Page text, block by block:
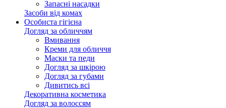
Запасні насадки
Засоби від комах
Особиста гігієна
Догляд за обличчям
Вмивання
Креми для обличчя
Маски та педи
Догляд за шкірою
Догляд за губами
Дивитись всі
Декоративна косметика
Догляд за волоссям